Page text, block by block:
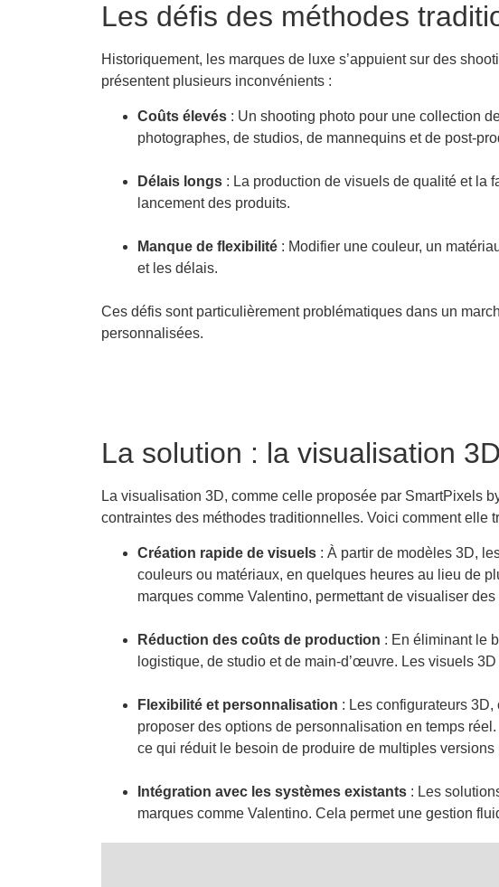
Les défis des méthodes
Historiquement, les marques de luxe s’appuient sur des
présentent plusieurs inconvénients :
Coûts élevés : Un shooting photo pour une collection
photographes, de studios, de mannequins et de post-
Délais longs : La production de visuels de qualité et la
lancement des produits.
Manque de flexibilité : Modifier une couleur, un
et les délais.
Ces défis sont particulièrement problématiques dans un
personnalisées.
La solution : la visualisation 3D
La visualisation 3D, comme celle proposée par SmartPixels
contraintes des méthodes traditionnelles. Voici comment elle
Création rapide de visuels : À partir de modèles 3D,
couleurs ou matériaux, en quelques heures au lieu de
marques comme Valentino, permettant de visualiser
Réduction des coûts de production : En éliminant le
logistique, de studio et de main-d’œuvre. Les visuels
Flexibilité et personnalisation : Les configurateurs
proposer des options de personnalisation en temps
ce qui réduit le besoin de produire de multiples versions
Intégration avec les systèmes existants : Les
marques comme Valentino. Cela permet une gestion